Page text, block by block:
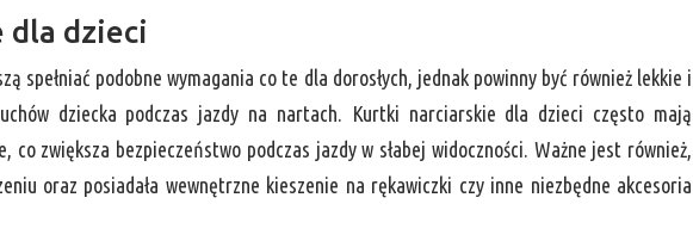
dla dzieci
spełniać podobne wymagania co te dla dorosłych, jednak powinny być również lekkie i
dziecka podczas jazdy na nartach. Kurtki narciarskie dla dzieci często mają
co zwiększa bezpieczeństwo podczas jazdy w słabej widoczności. Ważne jest również,
oraz posiadała wewnętrzne kieszenie na rękawiczki czy inne niezbędne akcesoria